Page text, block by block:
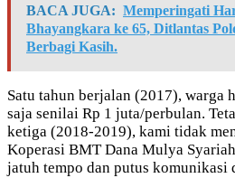
BACA JUGA: Memperingati
Bhayangkara ke 65, Ditlantas
Berbagi Kasih.
Satu tahun berjalan (2017), warga
saja senilai Rp 1 juta/perbulan.
ketiga (2018-2019), kami tidak
Koperasi BMT Dana Mulya
jatuh tempo dan putus komunikasi